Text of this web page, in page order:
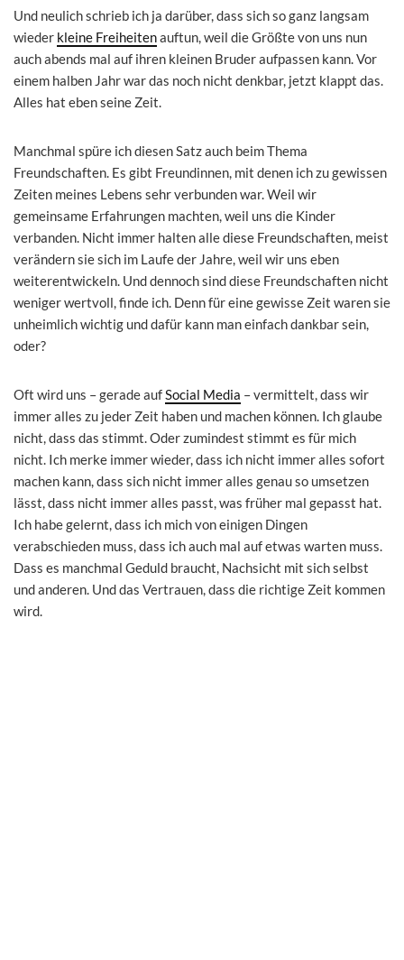
Und neulich schrieb ich ja darüber, dass sich so ganz langsam
wieder kleine Freiheitenauftun, weil die Größte von uns nun
auch abends mal auf ihren kleinen Bruder aufpassen kann. Vor
einem halben Jahr war das noch nicht denkbar, jetzt klappt das.
Alles hat eben seine Zeit.
Manchmal spüre ich diesen Satz auch beim Thema
Freundschaften. Es gibt Freundinnen, mit denen ich zu gewissen
Zeiten meines Lebens sehr verbunden war. Weil wir
gemeinsame Erfahrungen machten, weil uns die Kinder
verbanden. Nicht immer halten alle diese Freundschaften, meist
verändern sie sich im Laufe der Jahre, weil wir uns eben
weiterentwickeln. Und dennoch sind diese Freundschaften nicht
weniger wertvoll, finde ich. Denn für eine gewisse Zeit waren sie
unheimlich wichtig und dafür kann man einfach dankbar sein,
oder?
Oft wird uns – gerade aufSocial Media – vermittelt, dass wir
immer alles zu jeder Zeit haben und machen können. Ich glaube
nicht, dass das stimmt. Oder zumindest stimmt es für mich
nicht. Ich merke immer wieder, dass ich nicht immer alles sofort
machen kann, dass sich nicht immer alles genau so umsetzen
lässt, dass nicht immer alles passt, was früher mal gepasst hat.
Ich habe gelernt, dass ich mich von einigen Dingen
verabschieden muss, dass ich auch mal auf etwas warten muss.
Dass es manchmal Geduld braucht, Nachsicht mit sich selbst
und anderen. Und das Vertrauen, dass die richtige Zeit kommen
wird.